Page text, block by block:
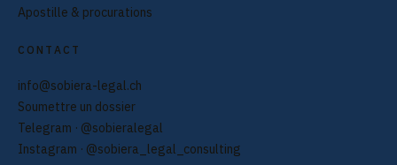
Apostille & procurations
CONTACT
info@sobiera-legal.ch
Soumettre un dossier
Telegram · @sobieralegal
Instagram · @sobiera_legal_consulting